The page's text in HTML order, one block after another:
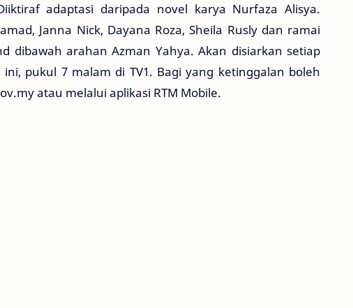
adaptasi daripada novel karya Nurfaza Alisya.
Janna Nick, Dayana Roza, Sheila Rusly dan ramai
dibawah arahan Azman Yahya. Akan disiarkan setiap
pukul 7 malam di TV1. Bagi yang ketinggalan boleh
atau melalui aplikasi RTM Mobile.